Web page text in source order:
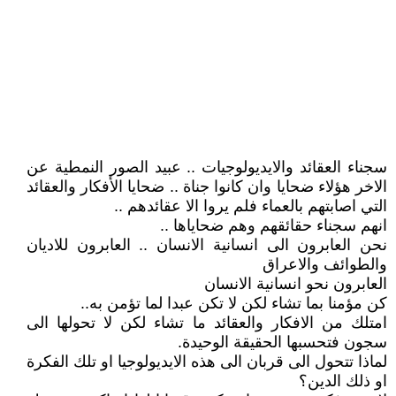
سجناء العقائد والايديولوجيات .. عبيد الصور النمطية عن
الاخر هؤلاء ضحايا وان كانوا جناة .. ضحايا الأفكار والعقائد
التي اصابتهم بالعماء فلم يروا الا عقائدهم ..
انهم سجناء حقائقهم وهم ضحاياها ..
نحن العابرون الى انسانية الانسان .. العابرون للاديان
والطوائف والاعراق
العابرون نحو انسانية الانسان
كن مؤمنا بما تشاء لكن لا تكن عبدا لما تؤمن به..
امتلك من الافكار والعقائد ما تشاء لكن لا تحولها الى
سجون فتحسبها الحقيقة الوحيدة.
لماذا تتحول الى قربان الى هذه الايديولوجيا او تلك الفكرة
او ذلك الدين؟